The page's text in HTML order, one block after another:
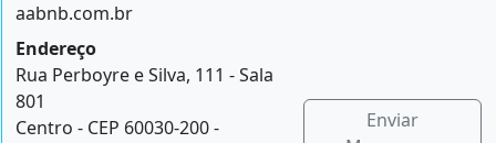
aabnb.com.br
Endereço
Rua Perboyre e Silva, 111 - Sala
801
Centro - CEP 60030-200 -
Enviar